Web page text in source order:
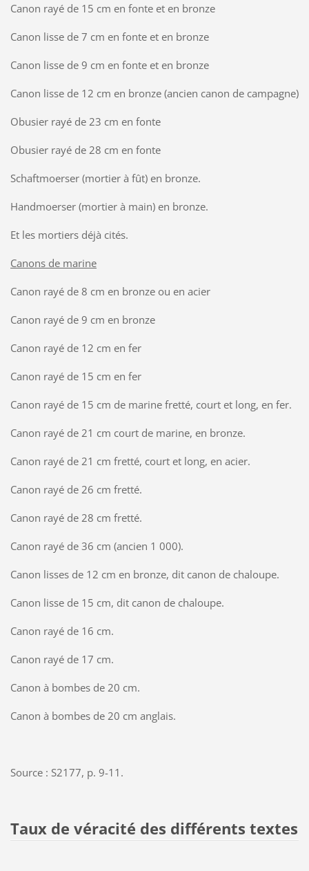
Canon rayé de 15 cm en fonte et en bronze
Canon lisse de 7 cm en fonte et en bronze
Canon lisse de 9 cm en fonte et en bronze
Canon lisse de 12 cm en bronze (ancien canon de campagne)
Obusier rayé de 23 cm en fonte
Obusier rayé de 28 cm en fonte
Schaftmoerser (mortier à fût) en bronze.
Handmoerser (mortier à main) en bronze.
Et les mortiers déjà cités.
Canons de marine
Canon rayé de 8 cm en bronze ou en acier
Canon rayé de 9 cm en bronze
Canon rayé de 12 cm en fer
Canon rayé de 15 cm en fer
Canon rayé de 15 cm de marine fretté, court et long, en fer.
Canon rayé de 21 cm court de marine, en bronze.
Canon rayé de 21 cm fretté, court et long, en acier.
Canon rayé de 26 cm fretté.
Canon rayé de 28 cm fretté.
Canon rayé de 36 cm (ancien 1 000).
Canon lisses de 12 cm en bronze, dit canon de chaloupe.
Canon lisse de 15 cm, dit canon de chaloupe.
Canon rayé de 16 cm.
Canon rayé de 17 cm.
Canon à bombes de 20 cm.
Canon à bombes de 20 cm anglais.
Source : S2177, p. 9-11.
Taux de véracité des différents textes